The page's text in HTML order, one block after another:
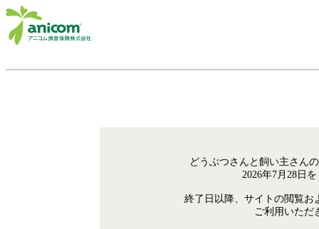
どうぶつさんと飼い主さん
2026年7月28日
終了日以降、サイトの閲覧お
ご利用いただ